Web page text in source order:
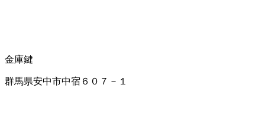
金庫鍵
群馬県安中市中宿６０７－１